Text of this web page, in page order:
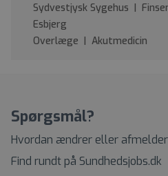
Sydvestjysk Sygehus |
Esbjerg
Overlæge | Akutmedicin
Spørgsmål?
Hvordan ændrer eller
Find rundt på Sundhedsjobs.dk